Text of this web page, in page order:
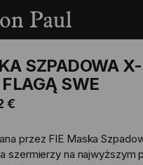
SZPADOWA
FLAGĄ SWE
€
przez FIE Maska
szermierzy na najwyższym